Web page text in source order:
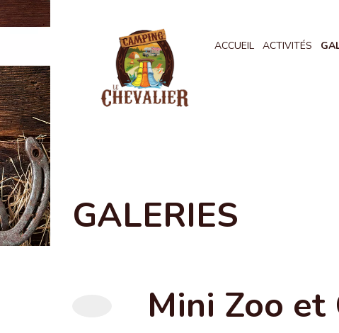
ACCUEIL ACTIVITÉS
GALERIES
Mini Zoo et